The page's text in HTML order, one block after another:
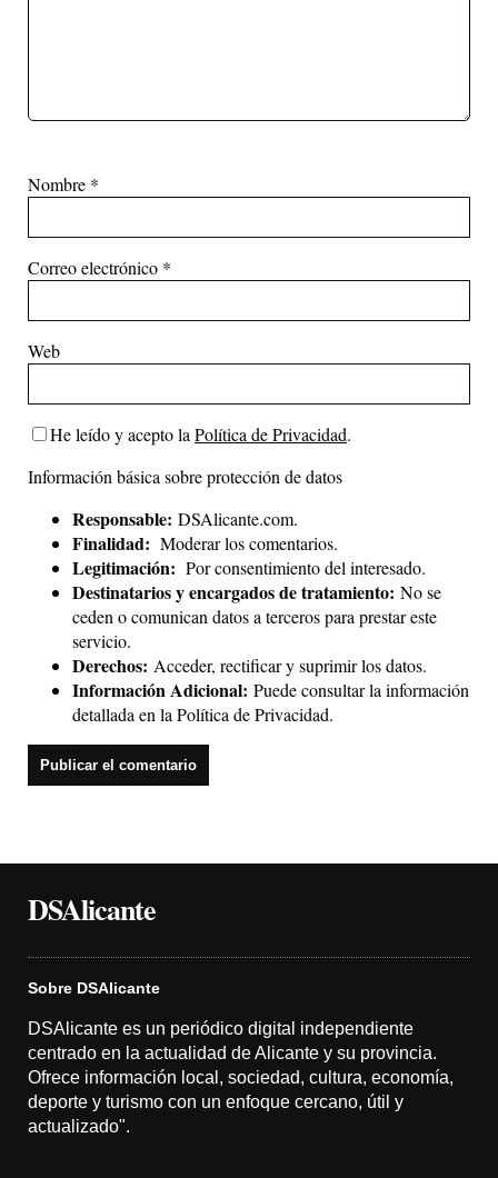
Nombre *
Correo electrónico *
Web
He leído y acepto la Política de Privacidad.
Información básica sobre protección de datos
Responsable: DSAlicante.com.
Finalidad: Moderar los comentarios.
Legitimación: Por consentimiento del interesado.
Destinatarios y encargados de tratamiento: No se
ceden o comunican datos a terceros para prestar este
servicio.
Derechos: Acceder, rectificar y suprimir los datos.
Información Adicional: Puede consultar la información
detallada en la Política de Privacidad.
DSAlicante
Sobre DSAlicante
DSAlicante es un periódico digital independiente
centrado en la actualidad de Alicante y su provincia.
Ofrece información local, sociedad, cultura, economía,
deporte y turismo con un enfoque cercano, útil y
actualizado".